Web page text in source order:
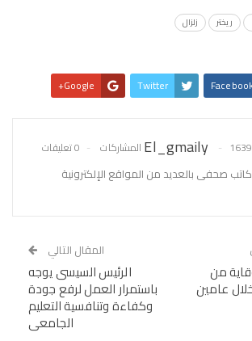
ريختر زلزال
Twitter
Google+
El_gmaily 1639 المشاركات 0 تعليقات
كاتب صحفى بالعديد من المواقع الإلكترونية
من
عامين
المقال التالي
الرئيس السيسى يوجه
باستمرار العمل لرفع جودة
وكفاءة وتنافسية التعليم
الجامعى